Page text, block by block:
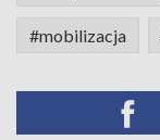
#mobilizacja